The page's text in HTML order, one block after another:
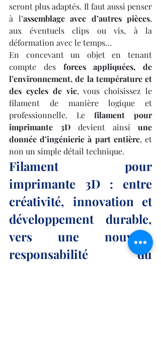
seront plus adaptés. Il faut aussi penser
à l’assemblage avec d’autres pièces,
aux éventuels clips ou vis, à la
déformation avec le temps…
En concevant un objet en tenant
compte des forces appliquées, de
l’environnement, de la température et
des cycles de vie, vous choisissez le
filament de manière logique et
professionnelle. Le filament pour
imprimante 3D devient ainsi une
donnée d’ingénierie à part entière, et
non un simple détail technique.
Filament pour
imprimante 3D : entre
créativité, innovation et
développement durable,
vers une nouvelle
responsabilité du